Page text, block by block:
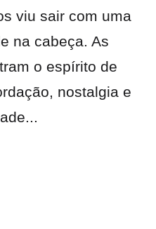
viu sair com uma
na cabeça. As
o espírito de
nostalgia e